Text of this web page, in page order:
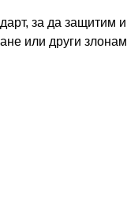
за да защитим
или други